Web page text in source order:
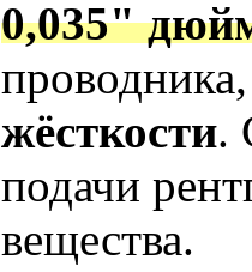
0,035"
жёсткости.
подачи
вещества.